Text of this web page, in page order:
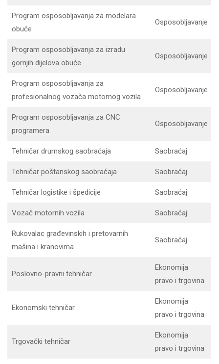
Program osposobljavanja za modelara
obuće
Osposobljavanje
Program osposobljavanja za izradu
gornjih dijelova obuće
Osposobljavanje
Program osposobljavanja za
profesionalnog vozača motornog vozila
Osposobljavanje
Program osposobljavanja za CNC
programera
Osposobljavanje
Tehničar drumskog saobraćaja Saobraćaj
Tehničar poštanskog saobraćaja Saobraćaj
Tehničar logistike i špedicije Saobraćaj
Vozač motornih vozila Saobraćaj
Rukovalac građevinskih i pretovarnih
mašina i kranovima
Saobraćaj
Poslovno-pravni tehničar
Ekonomija
pravo i trgovina
Ekonomski tehničar
Ekonomija
pravo i trgovina
Trgovački tehničar
Ekonomija
pravo i trgovina